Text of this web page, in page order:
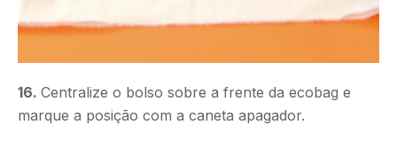
16. Centralize o bolso sobre a frente da ecobag e
marque a posição com a caneta apagador.